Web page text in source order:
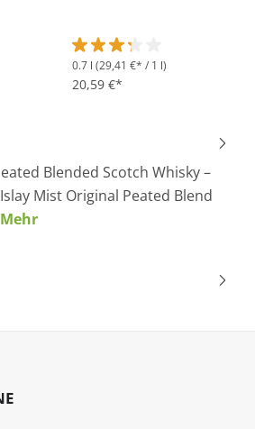
von 4.6 von 5 Sternen
Durchschnittliche
0.7 l (29,41 €* / 1 l)
20,59 €*
Blended Scotch Whisky –
Mist Original Peated Blend
Mehr